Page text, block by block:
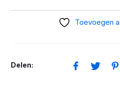
Toevoegen
Delen: